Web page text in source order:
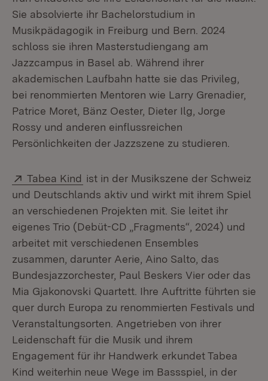
Sie absolvierte ihr Bachelorstudium in
Musikpädagogik in Freiburg und Bern. 2024
schloss sie ihren Masterstudiengang am
Jazzcampus in Basel ab. Während ihrer
akademischen Laufbahn hatte sie das Privileg,
bei renommierten Mentoren wie Larry Grenadier,
Patrice Moret, Bänz Oester, Dieter Ilg, Jorge
Rossy und anderen einflussreichen
Persönlichkeiten der Jazzszene zu studieren.
Extern:
Tabea Kind (Öffnet in neuem Fenster)
ist in der Musikszene der Schweiz
und Deutschlands aktiv und wirkt mit ihrem Spiel
an verschiedenen Projekten mit. Sie leitet ihr
eigenes Trio (Debüt-CD „Fragments“, 2024) und
arbeitet mit verschiedenen Ensembles
zusammen, darunter Aerie, Aino Salto, das
Bundesjazzorchester, Paul Beskers Vier oder das
Mia Gjakonovski Quartett. Ihre Auftritte führten sie
quer durch Europa zu renommierten Festivals und
Veranstaltungsorten. Angetrieben von ihrer
Leidenschaft für die Musik und ihrem
Engagement für ihr Handwerk erkundet Tabea
Kind weiterhin neue Wege im Bassspiel, in der